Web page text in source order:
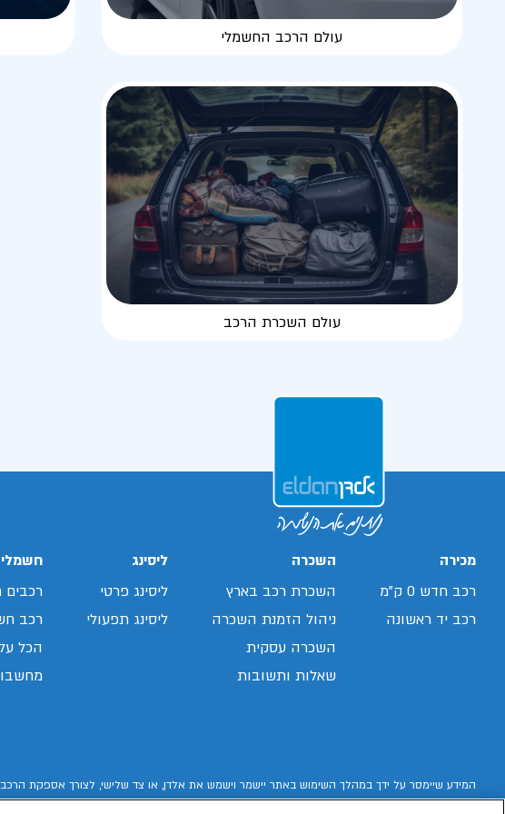
עולם הרכב החשמלי
עולם השכרת הרכב
מכירה
רכב חדש 0 ק"מ
רכב יד ראשונה
השכרה
השכרת רכב בארץ
ניהול הזמנת השכרה
השכרה עסקית
שאלות ותשובות
ליסינג
ליסינג פרטי
ליסינג תפעולי
חשמלי
רכבים
רכב
הכל
המידע שיימסר על ידך במהלך השימוש באתר יישמר וישמש את אלדן, או צד שלישי, לצורך אספקת